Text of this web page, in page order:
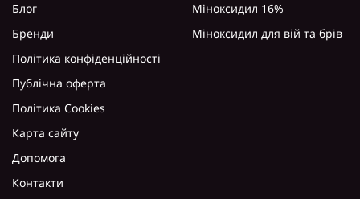
Блог
Бренди
Політика конфіденційності
Публічна оферта
Політика Cookies
Карта сайту
Допомога
Контакти
Міноксидил 16%
Міноксидил для вій та брів